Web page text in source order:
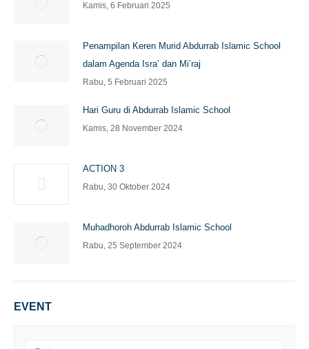
Kamis, 6 Februari 2025
Penampilan Keren Murid Abdurrab Islamic School
dalam Agenda Isra’ dan Mi’raj
Rabu, 5 Februari 2025
Hari Guru di Abdurrab Islamic School
Kamis, 28 November 2024
ACTION 3
Rabu, 30 Oktober 2024
Muhadhoroh Abdurrab Islamic School
Rabu, 25 September 2024
EVENT